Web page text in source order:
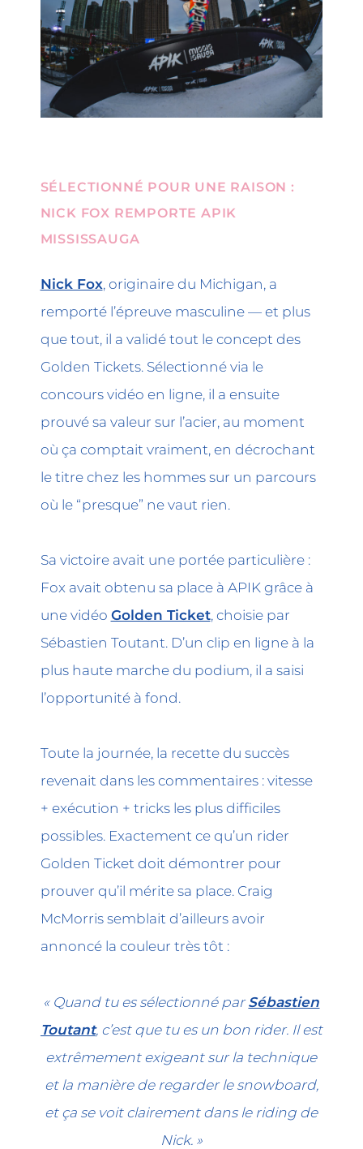
SÉLECTIONNÉ POUR UNE RAISON :
NICK FOX REMPORTE APIK
MISSISSAUGA
Nick Fox, originaire du Michigan, a
remporté l’épreuve masculine — et plus
que tout, il a validé tout le concept des
Golden Tickets. Sélectionné via le
concours vidéo en ligne, il a ensuite
prouvé sa valeur sur l’acier, au moment
où ça comptait vraiment, en décrochant
le titre chez les hommes sur un parcours
où le “presque” ne vaut rien.
Sa victoire avait une portée particulière :
Fox avait obtenu sa place à APIK grâce à
une vidéo Golden Ticket, choisie par
Sébastien Toutant. D’un clip en ligne à la
plus haute marche du podium, il a saisi
l’opportunité à fond.
Toute la journée, la recette du succès
revenait dans les commentaires : vitesse
+ exécution + tricks les plus difficiles
possibles. Exactement ce qu’un rider
Golden Ticket doit démontrer pour
prouver qu’il mérite sa place. Craig
McMorris semblait d’ailleurs avoir
annoncé la couleur très tôt :
« Quand tu es sélectionné parSébastien
Toutant, c’est que tu es un bon rider. Il est
extrêmement exigeant sur la technique
et la manière de regarder le snowboard,
et ça se voit clairement dans le riding de
Nick. »